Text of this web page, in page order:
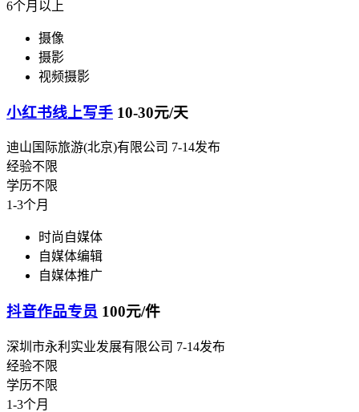
6个月以上
摄像
摄影
视频摄影
小红书线上写手 10-30元/天
迪山国际旅游(北京)有限公司 7-14发布
经验不限
学历不限
1-3个月
时尚自媒体
自媒体编辑
自媒体推广
抖音作品专员 100元/件
深圳市永利实业发展有限公司 7-14发布
经验不限
学历不限
1-3个月